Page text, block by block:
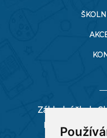
Základní škola
Pěší 66/1, 712